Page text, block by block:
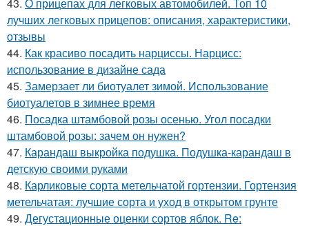
лучших легковых прицепов: описания, характеристики,
отзывы
44. Как красиво посадить нарциссы. Нарцисс:
использование в дизайне сада
45. Замерзает ли биотуалет зимой. Использование
биотуалетов в зимнее время
46. Посадка штамбовой розы осенью. Угол посадки
штамбовой розы: зачем он нужен?
47. Карандаш выкройка подушка. Подушка-карандаш в
детскую своими руками
48. Карликовые сорта метельчатой гортензии. Гортензия
метельчатая: лучшие сорта и уход в открытом грунте
49. Дегустационные оценки сортов яблок. Re: